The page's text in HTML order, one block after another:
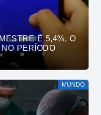
É 5,4%, O
PERÍODO
MUNDO